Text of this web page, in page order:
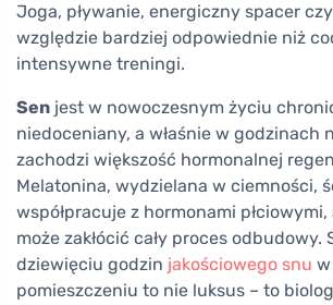
Joga, pływanie, energiczny spacer
względzie bardziej odpowiednie niż
intensywne treningi.
Sen jest w nowoczesnym życiu
niedoceniany, a właśnie w godzinach
zachodzi większość hormonalnej
Melatonina, wydzielana w ciemności,
współpracuje z hormonami
może zakłócić cały proces odbudowy.
dziewięciu godzin jakościowego snu
pomieszczeniu to nie luksus – to